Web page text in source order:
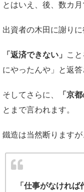
とはいえ、後、数カ
出資者の木田に謝りに
「返済できない」
こ
にやったんや」と返答
そしてさらに、
「京
とまで言われます。
鐵造は当然断ります
「仕事がなければ